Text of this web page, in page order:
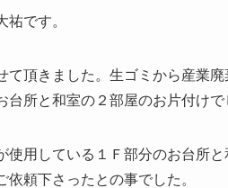
です。
頂きました。生ゴミから産業
所と和室の２部屋のお片付け
用している１Ｆ部分のお台所
頼下さったとの事でした。